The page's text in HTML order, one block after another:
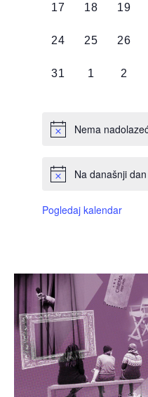
0
17
0
18
0
19
0
24
0
25
0
26
0
31
0
1
0
2
Nema
Na današnji
Pogledaj kalendar